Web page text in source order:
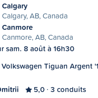
Calgary
Calgary, AB, Canada
Canmore
Canmore, AB, Canada
sam. 8 août à 16h30
Volkswagen Tiguan Argent
5,0 3 conduits